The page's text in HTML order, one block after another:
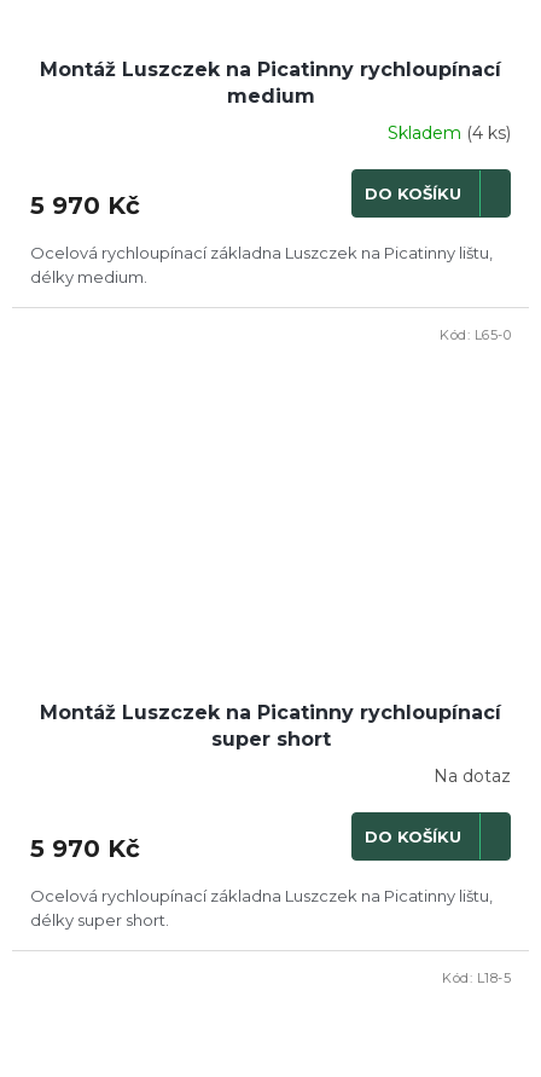
Montáž Luszczek na Picatinny rychloupínací
medium
Skladem (4 ks)
5 970 Kč DO KOŠÍKU
Ocelová rychloupínací základna Luszczek na Picatinny lištu,
délky medium.
Montáž Luszczek na Picatinny rychloupínací
super short
Na dotaz
5 970 Kč DO KOŠÍKU
Ocelová rychloupínací základna Luszczek na Picatinny lištu,
délky super short.
Kód: L65-0
Kód: L18-5